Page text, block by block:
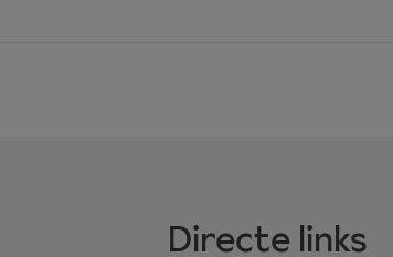
Directe links